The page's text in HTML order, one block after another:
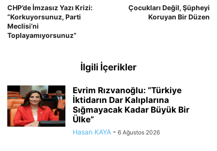
CHP’de İmzasız Yazı Krizi:
“Korkuyorsunuz, Parti
Meclisi’ni
Toplayamıyorsunuz”
Çocukları Değil, Şüpheyi
Koruyan Bir Düzen
İlgili İçerikler
Evrim Rızvanoğlu: “Türkiye
İktidarın Dar Kalıplarına
Sığmayacak Kadar Büyük Bir
Ülke”
Hasan KAYA - 6 Ağustos 2026